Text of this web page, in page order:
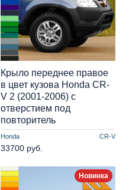
Honda CR-V
Крыло переднее правое
в цвет кузова Honda CR-
V 2 (2001-2006) с
отверстием под
повторитель
33700 руб.
Новинка